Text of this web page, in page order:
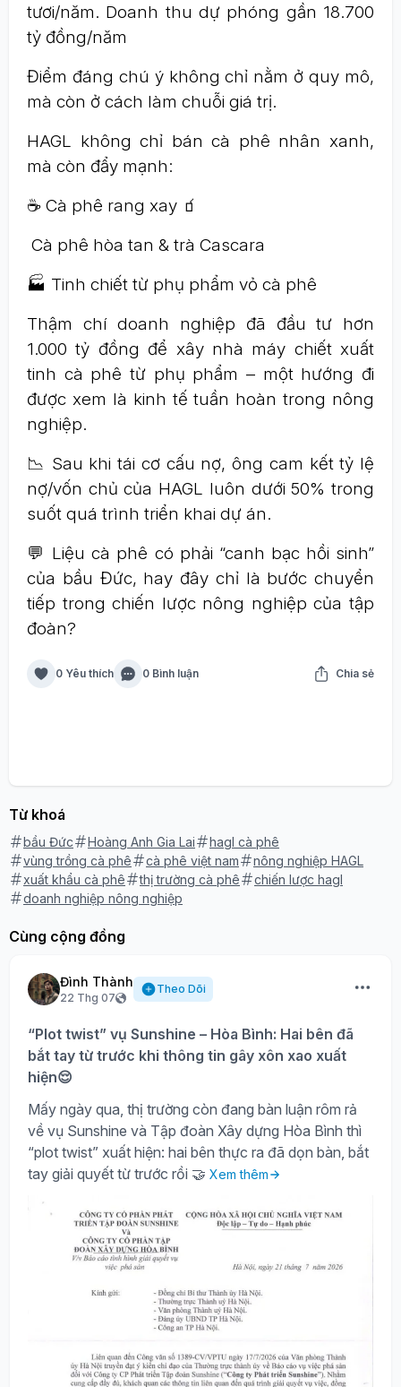
tươi/năm. Doanh thu dự phóng gần 18.700
tỷ đồng/năm
Điểm đáng chú ý không chỉ nằm ở quy mô,
mà còn ở cách làm chuỗi giá trị.
HAGL không chỉ bán cà phê nhân xanh,
mà còn đẩy mạnh:
☕ Cà phê rang xay 🧃
Cà phê hòa tan & trà Cascara
🏭 Tinh chiết từ phụ phẩm vỏ cà phê
Thậm chí doanh nghiệp đã đầu tư hơn
1.000 tỷ đồng để xây nhà máy chiết xuất
tinh cà phê từ phụ phẩm – một hướng đi
được xem là kinh tế tuần hoàn trong nông
nghiệp.
📉 Sau khi tái cơ cấu nợ, ông cam kết tỷ lệ
nợ/vốn chủ của HAGL luôn dưới 50% trong
suốt quá trình triển khai dự án.
💬 Liệu cà phê có phải “canh bạc hồi sinh”
của bầu Đức, hay đây chỉ là bước chuyển
tiếp trong chiến lược nông nghiệp của tập
đoàn?
0 Yêu thích 0 Bình luận Chia sẻ
Từ khoá
bầu Đức Hoàng Anh Gia Lai
hagl cà phê
vùng trồng cà phê
cà phê việt nam
nông nghiệp HAGL
xuất khẩu cà phê
thị trường cà phê
chiến lược hagl
doanh nghiệp nông nghiệp
Cùng cộng đồng
Đình Thành
22 Thg 07
Theo Dõi
“Plot twist” vụ Sunshine – Hòa Bình: Hai bên đã
bắt tay từ trước khi thông tin gây xôn xao xuất
hiện😌
Mấy ngày qua, thị trường còn đang bàn luận rôm rả
về vụ Sunshine và Tập đoàn Xây dựng Hòa Bình thì
“plot twist” xuất hiện: hai bên thực ra đã dọn bàn, bắt
tay giải quyết từ trước rồi 🤝 Xem thêm